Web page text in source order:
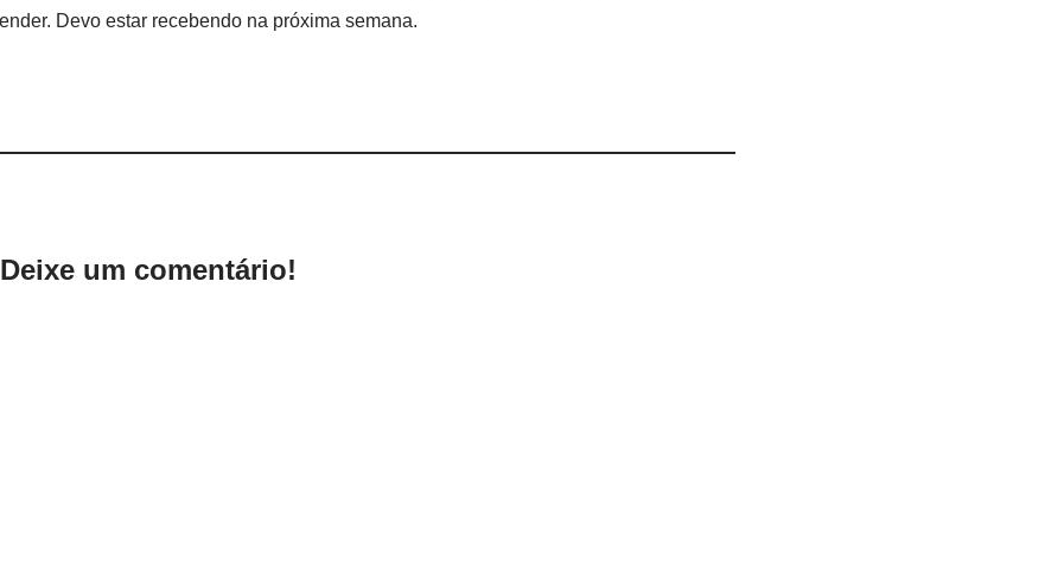
Devo estar recebendo na próxima semana.
um comentário!